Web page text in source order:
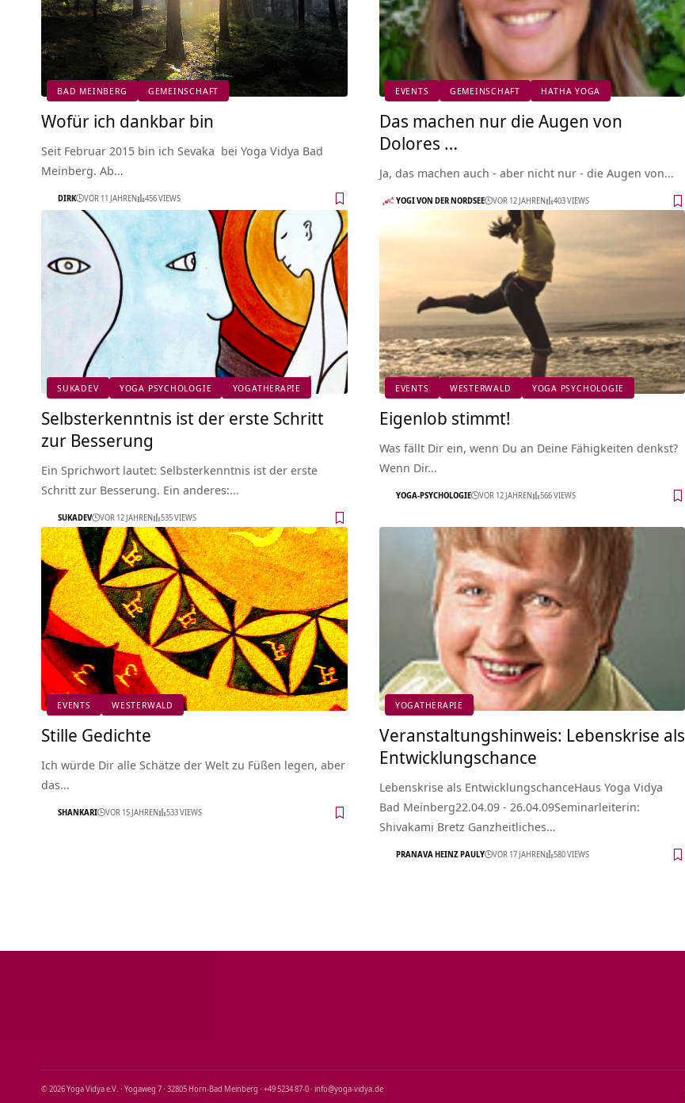
BAD MEINBERG GEMEINSCHAFT
Wofür ich dankbar bin
Seit Februar 2015 bin ich Sevaka bei Yoga Vidya Bad
Meinberg. Ab…
DIRK VOR 11 JAHREN 456 VIEWS
EVENTS GEMEINSCHAFT HATHA YOGA
Das machen nur die Augen von
Dolores …
Ja, das machen auch - aber nicht nur - die Augen von…
YOGI VON DER NORDSEE VOR 12 JAHREN 403 VIEWS
SUKADEV YOGA PSYCHOLOGIE YOGATHERAPIE
Selbsterkenntnis ist der erste Schritt
zur Besserung
Ein Sprichwort lautet: Selbsterkenntnis ist der erste
Schritt zur Besserung. Ein anderes:…
SUKADEV VOR 12 JAHREN 535 VIEWS
EVENTS WESTERWALD YOGA PSYCHOLOGIE
Eigenlob stimmt!
Was fällt Dir ein, wenn Du an Deine Fähigkeiten denkst?
Wenn Dir…
YOGA-PSYCHOLOGIE VOR 12 JAHREN 566 VIEWS
EVENTS WESTERWALD
Stille Gedichte
Ich würde Dir alle Schätze der Welt zu Füßen legen, aber
das…
SHANKARI VOR 15 JAHREN 533 VIEWS
YOGATHERAPIE
Veranstaltungshinweis: Lebenskrise als
Entwicklungschance
Lebenskrise als EntwicklungschanceHaus Yoga Vidya
Bad Meinberg22.04.09 - 26.04.09Seminarleiterin:
Shivakami Bretz Ganzheitliches…
PRANAVA HEINZ PAULY VOR 17 JAHREN 580 VIEWS
© 2026 Yoga Vidya e.V. · Yogaweg 7 · 32805 Horn‑Bad Meinberg · +49 5234 87‑0 · info@yoga‑vidya.de